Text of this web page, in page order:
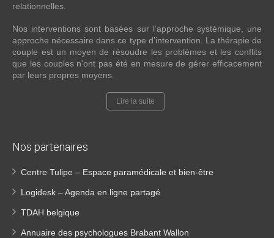
relationnelles.
Nos interventions sont basées sur l’approche systémique, une
approche nécessaire dans ce type d’intervention. La thérapie de
couple est un moyen de résoudre les problèmes et les conflits
que les couples n'ont pas été en mesure de gérer efficacement
par leurs propres moyens.
Lire la suite
Nos partenaires
Centre Tulipe – Espace paramédicale et bien-être
Logidesk – Agenda en ligne partagé
TDAH belgique
Annuaire des psychologues Brabant Wallon